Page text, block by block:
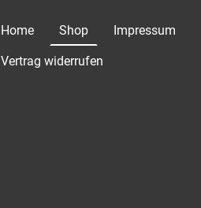
Home Shop Impressum
Vertrag widerrufen